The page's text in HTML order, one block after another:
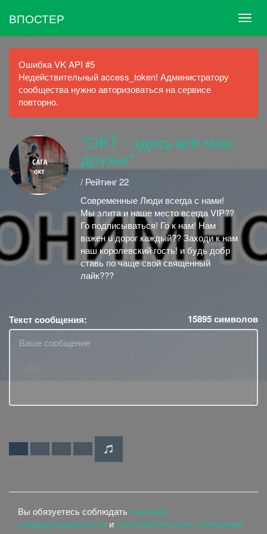
ВПОСТЕР
Ошибка VK API #5
Недействительный access_token! Администратору
сообщества нужно авторизоваться на сервисе
повторно.
"ОКТ - здесь все мои
друзья"
/ Рейтинг 22
Современные Люди всегда с нами!
Мы элита и наше место всегда VIP??
Го подписываться! Го к нам! Нам
важен u дорог каждый?? Заходи к нам
наш королевский гость! и будь добр
ставь по чаще свой священный
лайк???
Текст сообщения: 15895символов
Вы обязуетесь соблюдать политику
конфиденциальности и пользовательское соглашение